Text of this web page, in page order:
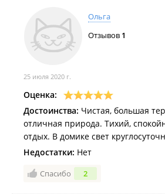
Ольга
Отзывов 1
25 июля 2020 г.
Оценка:
Достоинства: Чистая, большая
отличная природа. Тихий,
отдых. В домике свет
Недостатки: Нет
Спасибо 2